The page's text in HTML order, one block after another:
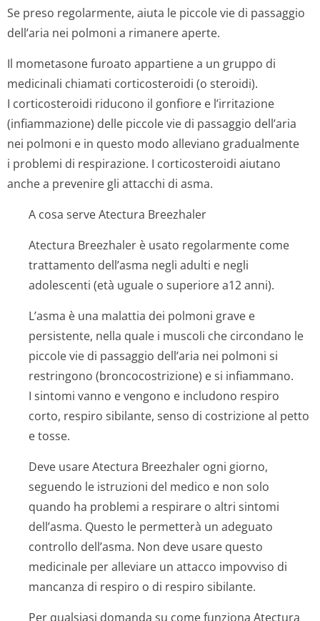
Se preso regolarmente, aiuta le piccole vie di passaggio
dell’aria nei polmoni a rimanere aperte.
Il mometasone furoato appartiene a un gruppo di
medicinali chiamati corticosteroidi (o steroidi).
I corticosteroidi riducono il gonfiore e l’irritazione
(infiammazione) delle piccole vie di passaggio dell’aria
nei polmoni e in questo modo alleviano gradualmente
i problemi di respirazione. I corticosteroidi aiutano
anche a prevenire gli attacchi di asma.
A cosa serve Atectura Breezhaler
Atectura Breezhaler è usato regolarmente come
trattamento dell’asma negli adulti e negli
adolescenti (età uguale o superiore a12 anni).
L’asma è una malattia dei polmoni grave e
persistente, nella quale i muscoli che circondano le
piccole vie di passaggio dell’aria nei polmoni si
restringono (broncocostrizione) e si infiammano.
I sintomi vanno e vengono e includono respiro
corto, respiro sibilante, senso di costrizione al petto
e tosse.
Deve usare Atectura Breezhaler ogni giorno,
seguendo le istruzioni del medico e non solo
quando ha problemi a respirare o altri sintomi
dell’asma. Questo le permetterà un adeguato
controllo dell’asma. Non deve usare questo
medicinale per alleviare un attacco impovviso di
mancanza di respiro o di respiro sibilante.
Per qualsiasi domanda su come funziona Atectura